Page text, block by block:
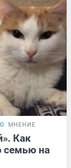
МНЕНИЕ
Как
семью на